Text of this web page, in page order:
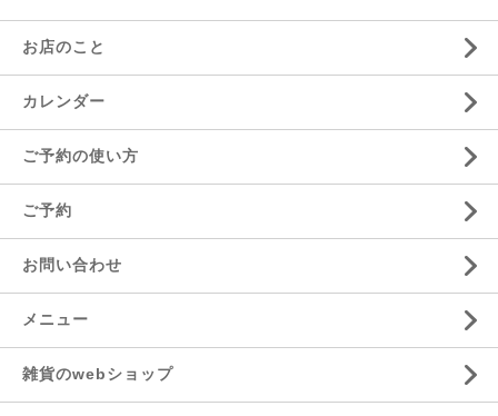
お店のこと
カレンダー
ご予約の使い方
ご予約
お問い合わせ
メニュー
雑貨のwebショップ